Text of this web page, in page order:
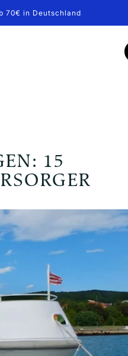
70€ in Deutschland
15